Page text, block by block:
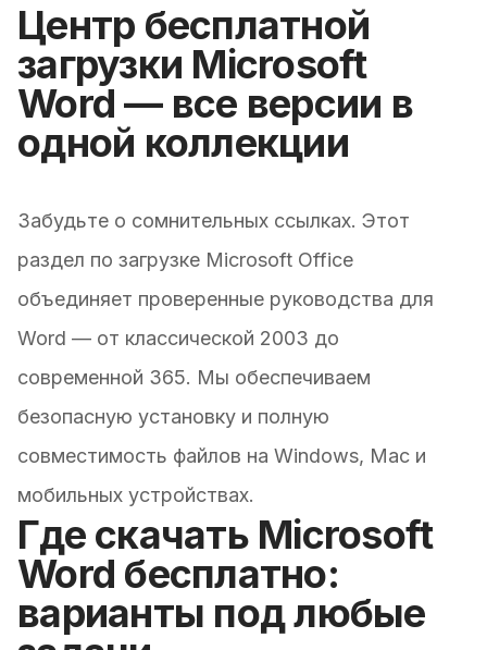
Центр бесплатной
загрузки Microsoft
Word — все версии в
одной коллекции
Забудьте о сомнительных ссылках. Этот
раздел по загрузке Microsoft Office
объединяет проверенные руководства для
Word — от классической 2003 до
современной 365. Мы обеспечиваем
безопасную установку и полную
совместимость файлов на Windows, Mac и
мобильных устройствах.
Где скачать Microsoft
Word бесплатно:
варианты под любые